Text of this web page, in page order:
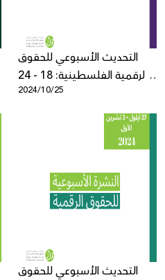
التحديث الأسبوعي للحقوق
الرقمية الفلسطينية: 18 - 24
أكتوبر
2024/10/25
التحديث الأسبوعي للحقوق